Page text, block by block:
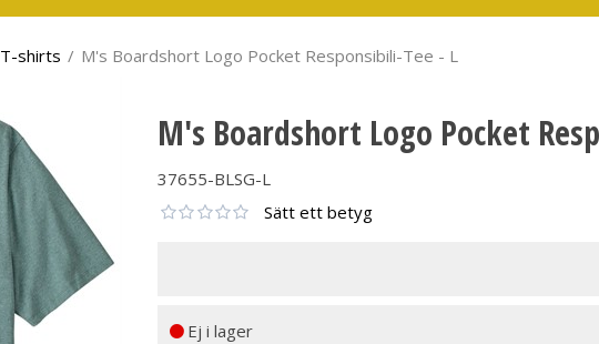
T-shirts / M's Boardshort Logo Pocket Responsibili-Tee - L
M's Boardshort Logo Pocket
37655-BLSG-L
Sätt ett betyg
Ej i lager